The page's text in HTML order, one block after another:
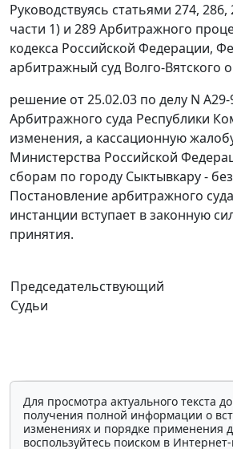
Руководствуясь статьями 274, 286,
части 1) и 289Арбитражного
кодекса Российской Федерации,
арбитражный суд Волго-Вятского
решение от 25.02.03 по делу N
Арбитражного суда Республики
изменения, а кассационную
Министерства Российской
сборам по городу Сыктывкару -
Постановление арбитражного
инстанции вступает в законную
принятия.
Председательствующий
Судьи
Для просмотра актуального текста
получения полной информации о
изменениях и порядке применения
воспользуйтесь поиском в